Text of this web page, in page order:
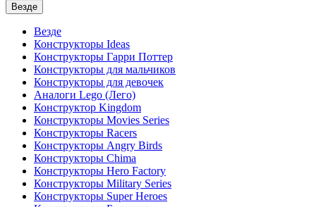
Везде
Везде
Конструкторы Ideas
Конструкторы Гарри Поттер
Конструкторы для мальчиков
Конструкторы для девочек
Аналоги Lego (Лего)
Конструктор Kingdom
Конструкторы Movies Series
Конструкторы Racers
Конструкторы Angry Birds
Конструкторы Chima
Конструкторы Hero Factory
Конструкторы Military Series
Конструкторы Super Heroes